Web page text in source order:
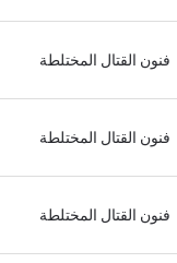
فنون القتال المختلطة
فنون القتال المختلطة
فنون القتال المختلطة